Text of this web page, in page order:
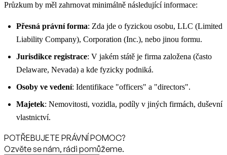
Průzkum by měl zahrnovat minimálně následující informace:
Přesná právní forma: Zda jde o fyzickou osobu, LLC (Limited
Liability Company), Corporation (Inc.), nebo jinou formu.
Jurisdikce registrace: V jakém státě je firma založena (často
Delaware, Nevada) a kde fyzicky podniká.
Osoby ve vedení: Identifikace "officers" a "directors".
Majetek: Nemovitosti, vozidla, podíly v jiných firmách, duševní
vlastnictví.
POTŘEBUJETE PRÁVNÍ POMOC?
Ozvěte se nám, rádi pomůžeme.